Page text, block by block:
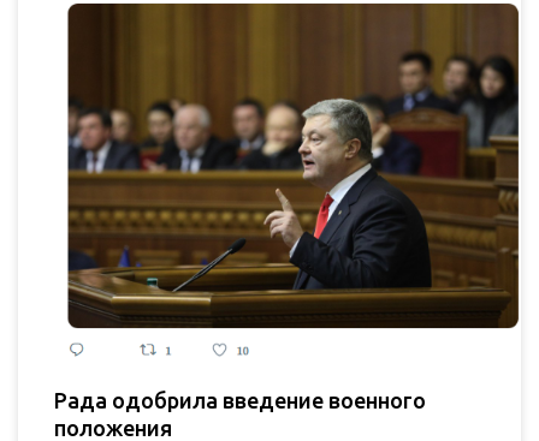
Рада одобрила введение военного
положения